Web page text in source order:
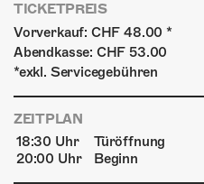
TICKETPREIS
Vorverkauf: CHF 48.00 *
Abendkasse: CHF 53.00
*exkl. Servicegebühren
ZEITPLAN
18:30 Uhr
Türöffnung
20:00 Uhr
Beginn